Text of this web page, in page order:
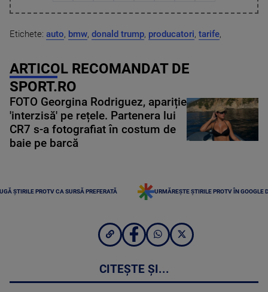
Etichete: auto, bmw, donald trump, producatori, tarife,
ARTICOL RECOMANDAT DE
SPORT.RO
FOTO Georgina Rodriguez, apariție
'interzisă' pe rețele. Partenera lui
CR7 s-a fotografiat în costum de
baie pe barcă
ȘTIRILE PROTV CA SURSĂ PREFERATĂ URMĂREȘTE ȘTIRILE PROTV ÎN GOOGLE
CITEȘTE ȘI...